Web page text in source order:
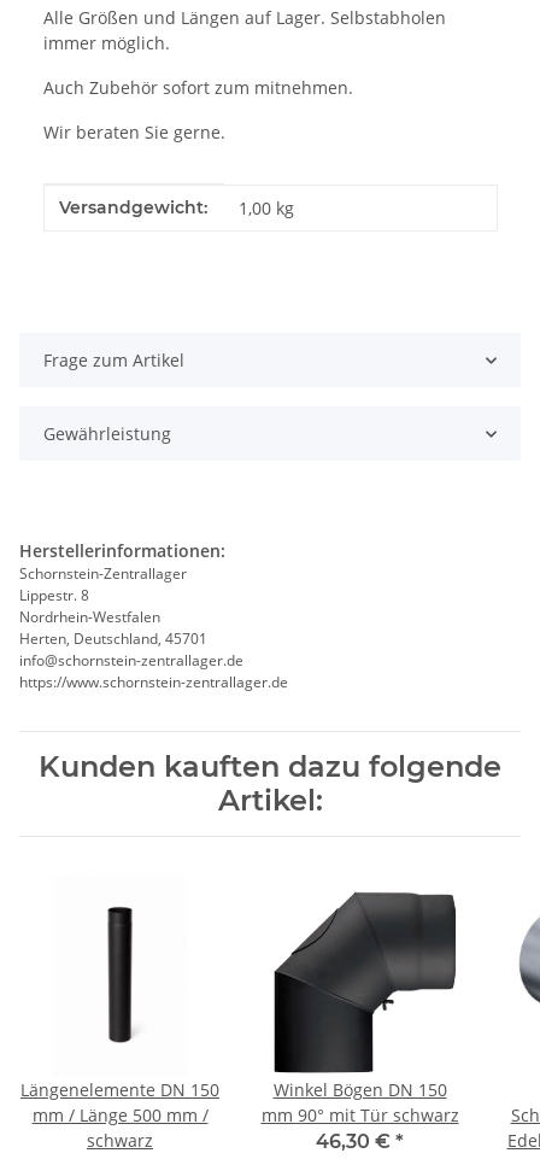
Alle Größen und Längen auf Lager. Selbstabholen
immer möglich.
Auch Zubehör sofort zum mitnehmen.
Wir beraten Sie gerne.
Produkteigenschaft
Wert
Versandgewicht: 1,00 kg
Frage zum Artikel
Gewährleistung
Herstellerinformationen:
Schornstein-Zentrallager
Lippestr. 8
Nordrhein-Westfalen
Herten, Deutschland, 45701
info@schornstein-zentrallager.de
https://www.schornstein-zentrallager.de
Kunden kauften dazu folgende
Artikel:
Längenelemente DN 150
mm / Länge 500 mm /
schwarz
Winkel Bögen DN 150
mm 90° mit Tür schwarz
46,30 € *